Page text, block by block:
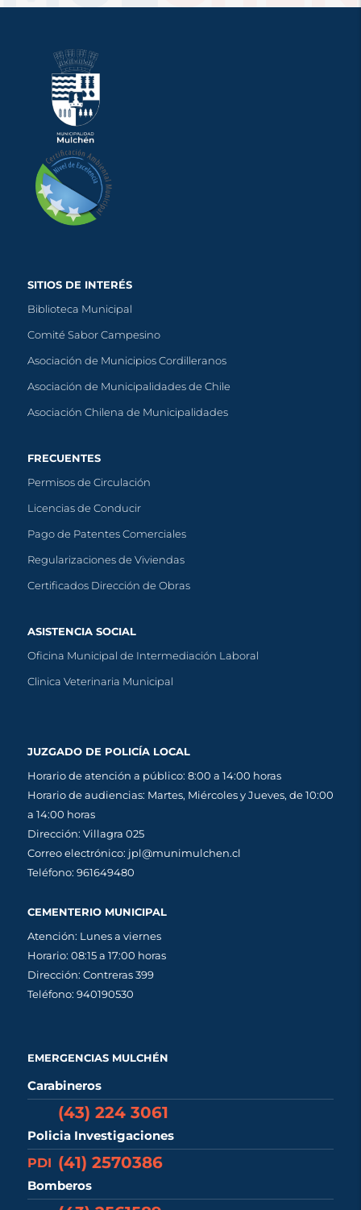
SITIOS DE INTERÉS
Biblioteca Municipal
Comité Sabor Campesino
Asociación de Municipios Cordilleranos
Asociación de Municipalidades de Chile
Asociación Chilena de Municipalidades
FRECUENTES
Permisos de Circulación
Licencias de Conducir
Pago de Patentes Comerciales
Regularizaciones de Viviendas
Certificados Dirección de Obras
ASISTENCIA SOCIAL
Oficina Municipal de Intermediación Laboral
Clinica Veterinaria Municipal
JUZGADO DE POLICÍA LOCAL
Horario de atención a público: 8:00 a 14:00 horas
Horario de audiencias: Martes, Miércoles y Jueves, de 10:00
a 14:00 horas
Dirección: Villagra 025
Correo electrónico: jpl@munimulchen.cl
Teléfono: 961649480
CEMENTERIO MUNICIPAL
Atención: Lunes a viernes
Horario: 08:15 a 17:00 horas
Dirección: Contreras 399
Teléfono: 940190530
EMERGENCIAS MULCHÉN
Carabineros
(43) 224 3061
Policia Investigaciones
PDI (41) 2570386
Bomberos